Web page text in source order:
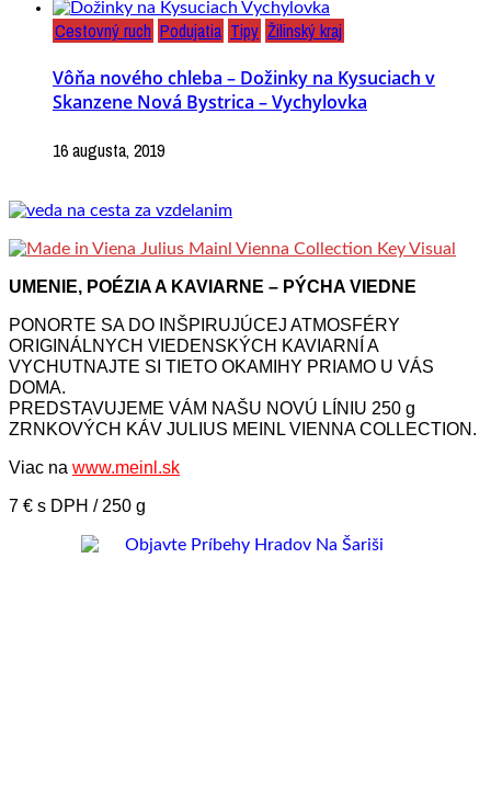
Cestovný ruch Podujatia Tipy Žilinský kraj
Vôňa nového chleba – Dožinky na Kysuciach v
Skanzene Nová Bystrica – Vychylovka
16 augusta, 2019
UMENIE, POÉZIA A KAVIARNE – PÝCHA VIEDNE
PONORTE SA DO INŠPIRUJÚCEJ ATMOSFÉRY
ORIGINÁLNYCH VIEDENSKÝCH KAVIARNÍ A
VYCHUTNAJTE SI TIETO OKAMIHY PRIAMO U VÁS
DOMA.
PREDSTAVUJEME VÁM NAŠU NOVÚ LÍNIU 250 g
ZRNKOVÝCH KÁV JULIUS MEINL VIENNA COLLECTION.
Viac na www.meinl.sk
7 € s DPH / 250 g